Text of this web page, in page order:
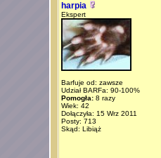
harpia
Ekspert
Barfuje od: zawsze
Udział BARFa: 90-100%
Pomogła:8 razy
Wiek: 42
Dołączyła: 15 Wrz 2011
Posty: 713
Skąd: Libiąż